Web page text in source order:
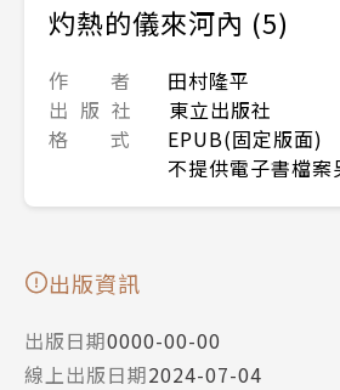
灼熱的儀來河內 (5)
作 者
田村隆平
出 版 社
東立出版社
格 式
EPUB(固定版面)
不提供電子書檔案
出版資訊
出版日期0000-00-00
線上出版日期2024-07-04